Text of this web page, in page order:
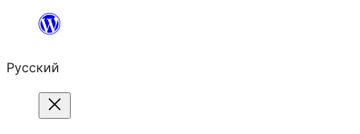
Перейти
содержимому
Русский